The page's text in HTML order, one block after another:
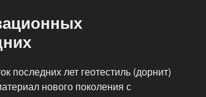
последних лет геотестиль (дорнит)
нового поколения с